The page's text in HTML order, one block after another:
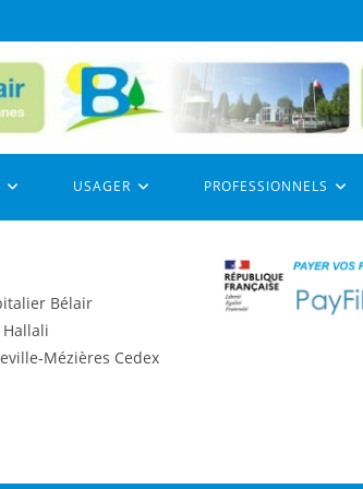
USAGER PROFESSIONNELS
Bélair
Mézières Cedex